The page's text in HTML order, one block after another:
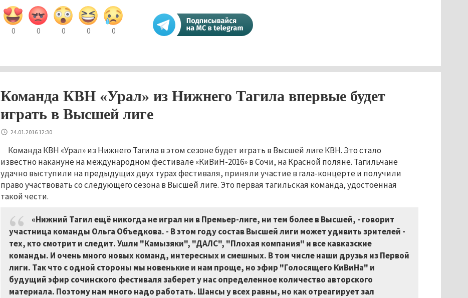
0 0 0 0 0
Команда КВН «Урал» из Нижнего Тагила впервые будет
играть в Высшей лиге
24.01.2016 12:30
Команда КВН «Урал» из Нижнего Тагила в этом сезоне будет играть в Высшей лиге КВН. Это стало
известно накануне на международном фестивале «КиВиН-2016» в Сочи, на Красной поляне. Тагильчане
удачно выступили на предыдущих двух турах фестиваля, приняли участие в гала-концерте и получили
право участвовать со следующего сезона в Высшей лиге. Это первая тагильская команда, удостоенная
такой чести.
«Нижний Тагил ещё никогда не играл ни в Премьер-лиге, ни тем более в Высшей, - говорит
участница команды Ольга Объедкова. - В этом году состав Высшей лиги может удивить зрителей -
тех, кто смотрит и следит. Ушли "Камызяки", "ДАЛС", "Плохая компания" и все кавказские
команды. И очень много новых команд, интересных и смешных. В том числе наши друзья из Первой
лиги. Так что с одной стороны мы новенькие и нам проще, но эфир "Голосящего КиВиНа" и
будущий эфир сочинского фестиваля заберет у нас определенное количество авторского
материала. Поэтому нам много надо работать. Шансы у всех равны, но как отреагирует зал